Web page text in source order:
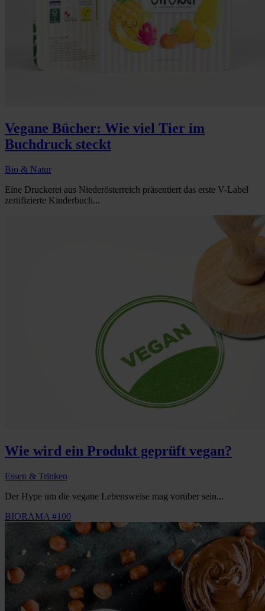
Vegane Bücher: Wie viel Tier im
Buchdruck steckt
Bio & Natur
Eine Druckerei aus Niederösterreich präsentiert das erste V-Label
zertifizierte Kinderbuch...
Wie wird ein Produkt geprüft vegan?
Essen & Trinken
Der Hype um die vegane Lebensweise mag vorüber sein...
BIORAMA #100